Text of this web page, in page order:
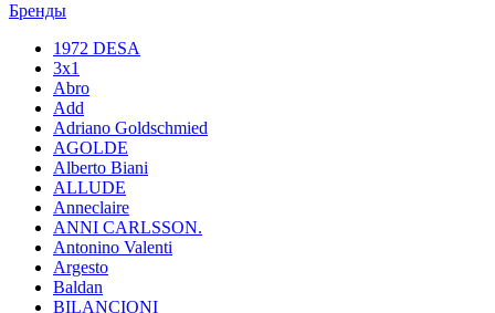
Бренды
1972 DESA
3x1
Abro
Add
Adriano Goldschmied
AGOLDE
Alberto Biani
ALLUDE
Anneclaire
ANNI CARLSSON.
Antonino Valenti
Argesto
Baldan
BILANCIONI